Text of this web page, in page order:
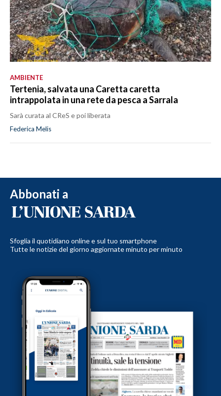
AMBIENTE
Tertenia, salvata una Caretta caretta
intrappolata in una rete da pesca a Sarrala
Sarà curata al CReS e poi liberata
Federica Melis
Abbonati a
Sfoglia il quotidiano online e sul tuo smartphone
Tutte le notizie del giorno aggiornate minuto per minuto